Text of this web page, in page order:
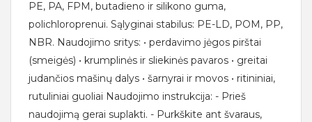
PE, PA, FPM, butadieno ir silikono guma,
polichloroprenui. Sąlyginai stabilus: PE-LD, POM, PP,
NBR. Naudojimo sritys: • perdavimo jėgos pirštai
(smeigės) • krumplinės ir sliekinės pavaros • greitai
judančios mašinų dalys • šarnyrai ir movos • ritininiai,
rutuliniai guoliai Naudojimo instrukcija: - Prieš
naudojimą gerai suplakti. - Purkškite ant švaraus,